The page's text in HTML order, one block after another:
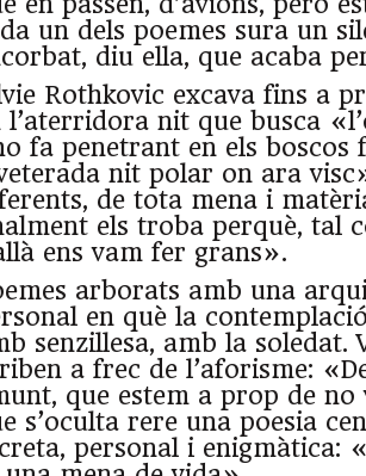
un dels poemes sura un
diu ella, que acaba
Rothkovic excava fins a
l’aterridora nit que busca
fa penetrant en els boscos
nit polar on ara
de tota mena i
els troba perquè, tal
ens vam fer grans».
arborats amb una
en què la
senzillesa, amb la soledat.
a frec de l’aforisme:
que estem a prop de no
s’oculta rere una poesia
personal i enigmàtica: